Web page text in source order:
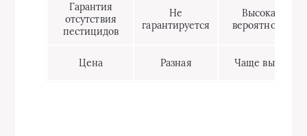
Гарантия
отсутствия
пестицидов
Не
гарантируется
Высокая
вероятность
Цена Разная Чаще выше